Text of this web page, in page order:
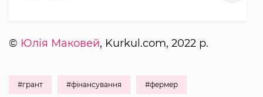
© Юлія Маковей, Kurkul.com, 2022 р.
#грант #фінансування #фермер